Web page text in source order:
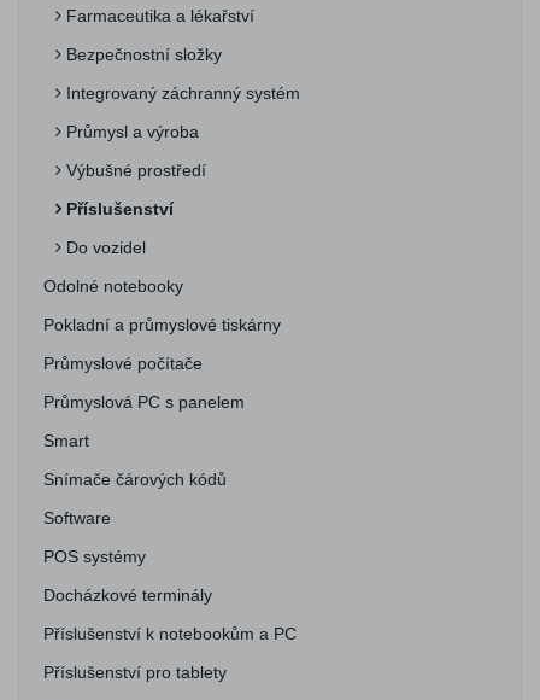
Farmaceutika a lékařství
Bezpečnostní složky
Integrovaný záchranný systém
Průmysl a výroba
Výbušné prostředí
Příslušenství
Do vozidel
Odolné notebooky
Pokladní a průmyslové tiskárny
Průmyslové počítače
Průmyslová PC s panelem
Smart
Snímače čárových kódů
Software
POS systémy
Docházkové terminály
Příslušenství k notebookům a PC
Příslušenství pro tablety